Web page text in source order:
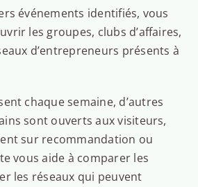
événements identifiés, vous
les groupes, clubs d’affaires,
d’entrepreneurs présents à
chaque semaine, d’autres
sont ouverts aux visiteurs,
sur recommandation ou
vous aide à comparer les
les réseaux qui peuvent